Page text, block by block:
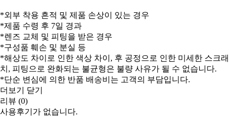
*외부 착용 흔적 및 제품 손상이 있는 경우
*제품 수령 후 7일 경과
*렌즈 교체 및 피팅을 받은 경우
*구성품 훼손 및 분실 등
*해상도 차이로 인한 색상 차이, 후 공정으로 인한 미세한 스크래
치, 피팅으로 완화되는 불균형은 불량 사유가 될 수 없습니다.
*단순 변심에 의한 반품 배송비는 고객의 부담입니다.
더보기
닫기
리뷰 (0)
사용후기가 없습니다.